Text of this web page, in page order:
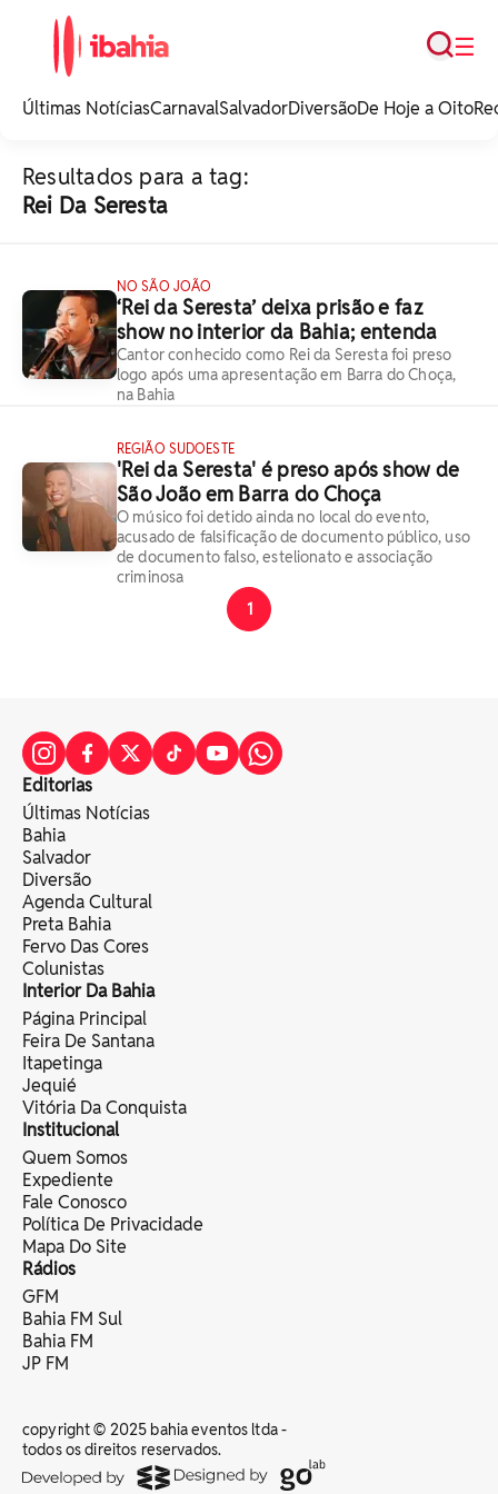
noticias e
☰
Busca
Últimas NotíciasCarnavalSalvadorDiversãoDe Hoje a Oito
Resultados para a tag:
Rei Da Seresta
NO SÃO JOÃO
‘Rei da Seresta’ deixa prisão e faz
show no interior da Bahia; entenda
Cantor conhecido como Rei da Seresta foi preso
logo após uma apresentação em Barra do Choça,
na Bahia
REGIÃO SUDOESTE
'Rei da Seresta' é preso após show de
São João em Barra do Choça
O músico foi detido ainda no local do evento,
acusado de falsificação de documento público, uso
de documento falso, estelionato e associação
criminosa
1
Editorias
Últimas Notícias
Bahia
Salvador
Diversão
Agenda Cultural
Preta Bahia
Fervo Das Cores
Colunistas
Interior Da Bahia
Página Principal
Feira De Santana
Itapetinga
Jequié
Vitória Da Conquista
Institucional
Quem Somos
Expediente
Fale Conosco
Política De Privacidade
Mapa Do Site
Rádios
GFM
Bahia FM Sul
Bahia FM
JP FM
copyright © 2025 bahia eventos ltda -
todos os direitos reservados.